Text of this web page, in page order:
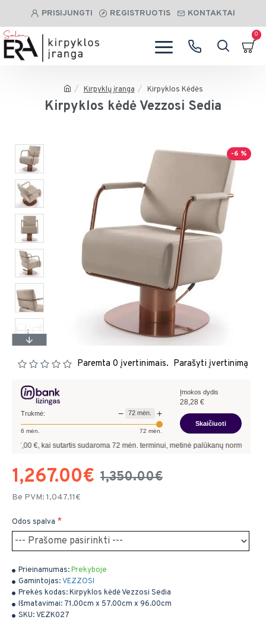
PRISIJUNGTI REGISTRUOTIS KONTAKTAI
0
Kirpyklų įranga Kirpyklos Kėdės
Kirpyklos kėdė Vezzosi Sedia
-6 %
Prieinamumas:Prekyboje
Gamintojas:VEZZOSI
Prekės kodas:Kirpyklos kėdė Vezzosi Sedia
Išmatavimai: 71.00cm x 57.00cm x 96.00cm
SKU:VEZK027
Paremta 0 įvertinimais. Parašyti įvertinimą
1,267.00€ 1,350.00€
Be PVM: 1,047.11€
Odos spalva
Trukmė: − 72 mėn. +
6 mėn. 72 mėn.
Įmokos dydis
28,28 €
Skaičiuoti
kai sutartis sudaroma72mėn. terminui, metinė palūkanų norma –9,90%,